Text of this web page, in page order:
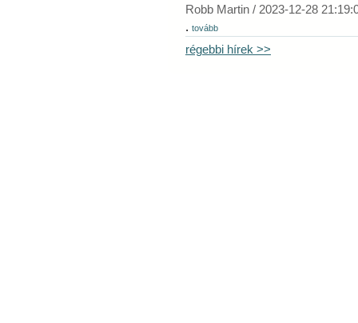
Robb Martin / 2023-12-28
. tovább
régebbi hírek >>